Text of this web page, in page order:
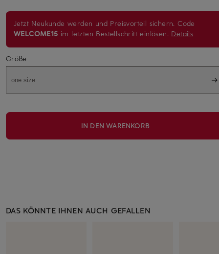
Jetzt Neukunde werden und Preisvorteil sichern. Code
WELCOME15 im letzten Bestellschritt einlösen. Details
Größe
one size
IN DEN WARENKORB
DAS KÖNNTE IHNEN AUCH GEFALLEN